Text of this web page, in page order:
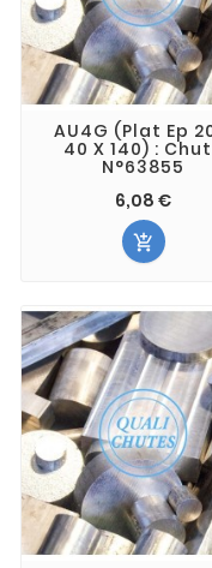
AU4G (Plat Ep
40 X 140) :
N°63855
6,08 €
